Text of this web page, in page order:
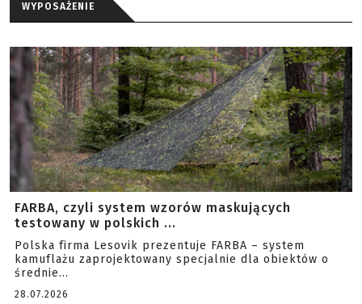
WYPOSAŻENIE
FARBA, czyli system wzorów maskujących
testowany w polskich ...
Polska firma Lesovik prezentuje FARBA – system
kamuflażu zaprojektowany specjalnie dla obiektów o
średnie...
28.07.2026